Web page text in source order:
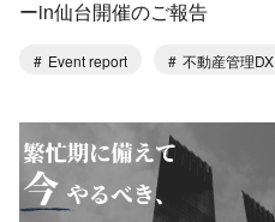
ーin仙台開催のご報告
Event report 不動産管理DX